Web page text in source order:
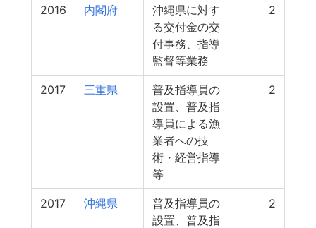
2016 内閣府
沖縄県に対す
る交付金の交
付事務、指導
監督等業務
2
2017 三重県
普及指導員の
設置、普及指
導員による漁
業者への技
術・経営指導
等
2
2017 沖縄県
普及指導員の
設置、普及指
2